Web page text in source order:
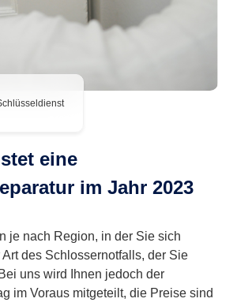
eine
im Jahr 2023
je nach Region, in der Sie sich
des Schlossernotfalls, der Sie
uns wird Ihnen jedoch der
im Voraus mitgeteilt, die Preise sind